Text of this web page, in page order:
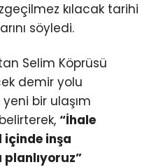
kılacak tarihi
söyledi.
Selim Köprüsü
demir yolu
bir ulaşım
“İhale
içinde inşa
planlıyoruz”